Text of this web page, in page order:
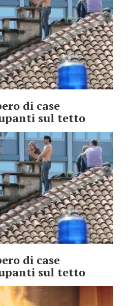
di case
sul tetto
di case
sul tetto